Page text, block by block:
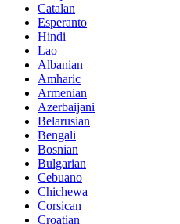
Catalan
Esperanto
Hindi
Lao
Albanian
Amharic
Armenian
Azerbaijani
Belarusian
Bengali
Bosnian
Bulgarian
Cebuano
Chichewa
Corsican
Croatian